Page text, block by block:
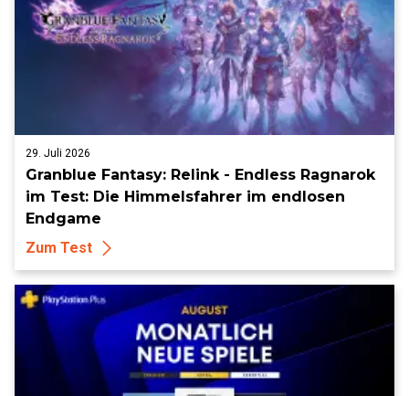
29. Juli 2026
Granblue Fantasy: Relink - Endless Ragnarok
im Test: Die Himmelsfahrer im endlosen
Endgame
Zum Test